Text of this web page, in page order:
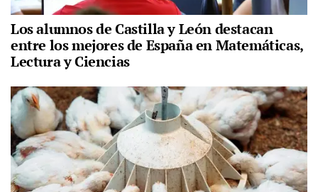
Los alumnos de Castilla y León destacan
entre los mejores de España en Matemáticas,
Lectura y Ciencias